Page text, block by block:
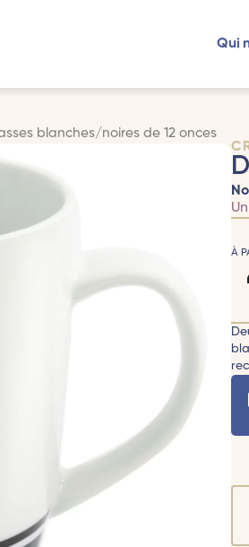
Qui
blanches/noires de 12 onces
À